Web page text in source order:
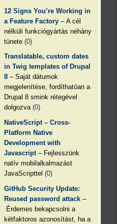
12 Signs You’re Working in
a Feature Factory – A cél
nélküli funkciógyártás néhány
tünete(0)
Translatable, custom dates
in Twig templates of Drupal
8 – Saját dátumok
megjelenítése, fordíthatóan a
Drupal 8 smink rétegével
dolgozva(0)
NativeScript – Cross-
Platform Native
Development with
Javascript – Fejlesszünk
natív mobilalkalmazást
JavaScripttel(0)
GitHub Security Update:
Reused password attack –
Érdemes bekapcsolni a
kétfaktoros azonosítást, ha a